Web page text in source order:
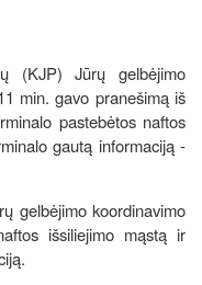
(KJP) Jūrų gelbėjimo
min. gavo pranešimą iš
pastebėtos naftos
gautą informaciją -
gelbėjimo koordinavimo
išsiliejimo mąstą ir